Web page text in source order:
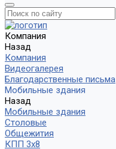
Компания
Назад
Компания
Видеогалерея
Благодарственные письма
Мобильные здания
Назад
Мобильные здания
Столовые
Общежития
КПП 3х8